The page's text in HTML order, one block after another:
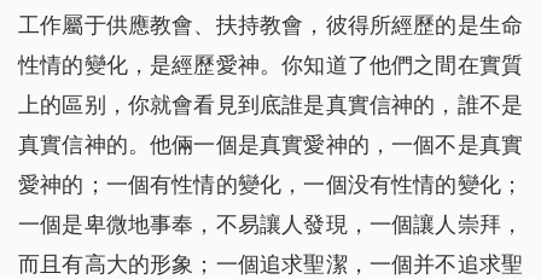
工作屬于供應教會、扶持教會，彼得所經歷的是生命
性情的變化，是經歷愛神。你知道了他們之間在實質
上的區别，你就會看見到底誰是真實信神的，誰不是
真實信神的。他倆一個是真實愛神的，一個不是真實
愛神的；一個有性情的變化，一個没有性情的變化；
一個是卑微地事奉，不易讓人發現，一個讓人崇拜，
而且有高大的形象；一個追求聖潔，一個并不追求聖